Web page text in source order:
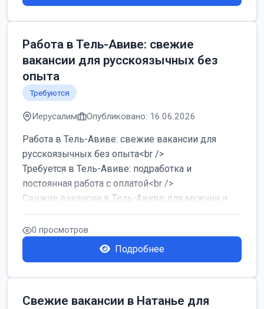
Работа в Тель-Авиве: свежие
вакансии для русскоязычных без
опыта
Требуются
Иерусалим Опубликовано: 16.06.2026
Работа в Тель-Авиве: свежие вакансии для
русскоязычных без опыта<br />
Требуется в Тель-Авиве: подработка и
постоянная работа с оплатой<br />
Свежие вакансии в Тель-Авиве для мужчин и
женщин от хозя...
0 просмотров
Подробнее
Свежие вакансии в Натанье для